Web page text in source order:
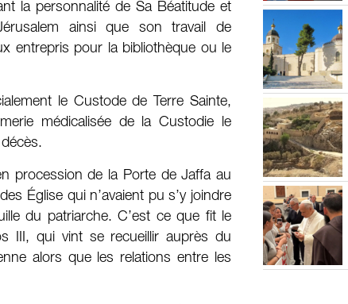
la personnalité de Sa Béatitude et
ainsi que son travail de
entrepris pour la bibliothèque ou le
le Custode de Terre Sainte,
médicalisée de la Custodie le
procession de la Porte de Jaffa au
Église qui n’avaient pu s’y joindre
du patriarche. C’est ce que fit le
III, qui vint se recueillir auprès du
alors que les relations entre les